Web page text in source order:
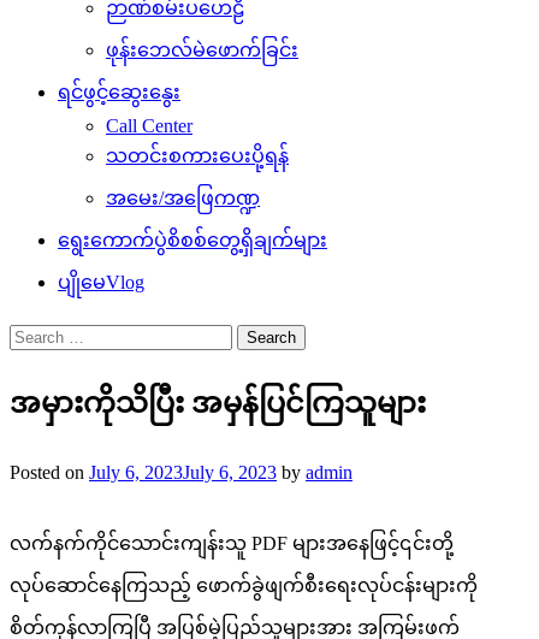
ဉာဏ်စမ်းပဟေဠိ
ဖုန်းဘေလ်မဲဖောက်ခြင်း
ရင်ဖွင့်ဆွေးနွေး
Call Center
သတင်းစကားပေးပို့ရန်
အမေး/အဖြေကဏ္ဍ
ရွေးကောက်ပွဲစိစစ်တွေ့ရှိချက်များ
ပျိုမေVlog
Search
for:
အမှားကိုသိပြီး အမှန်ပြင်ကြသူများ
Posted on July 6, 2023July 6, 2023 by admin
လက်နက်ကိုင်သောင်းကျန်းသူ PDF များအနေဖြင့်၎င်းတို့
လုပ်ဆောင်နေကြသည့် ဖောက်ခွဲဖျက်စီးရေးလုပ်ငန်းများကို
စိတ်ကုန်လာကြပြီ အပြစ်မဲ့ပြည်သူများအား အကြမ်းဖက်